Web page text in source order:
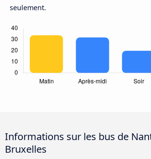
seulement.
Informations sur les bus de
Bruxelles